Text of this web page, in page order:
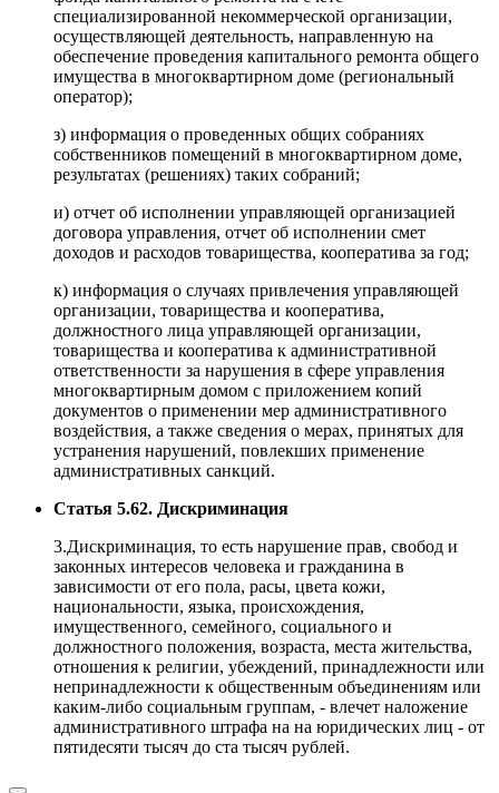
специализированной некоммерческой организации,
осуществляющей деятельность, направленную на
обеспечение проведения капитального ремонта общего
имущества в многоквартирном доме (региональный
оператор);
з) информация о проведенных общих собраниях
собственников помещений в многоквартирном доме,
результатах (решениях) таких собраний;
и) отчет об исполнении управляющей организацией
договора управления, отчет об исполнении смет
доходов и расходов товарищества, кооператива за год;
к) информация о случаях привлечения управляющей
организации, товарищества и кооператива,
должностного лица управляющей организации,
товарищества и кооператива к административной
ответственности за нарушения в сфере управления
многоквартирным домом с приложением копий
документов о применении мер административного
воздействия, а также сведения о мерах, принятых для
устранения нарушений, повлекших применение
административных санкций.
Статья 5.62. Дискриминация
3.Дискриминация, то есть нарушение прав, свобод и
законных интересов человека и гражданина в
зависимости от его пола, расы, цвета кожи,
национальности, языка, происхождения,
имущественного, семейного, социального и
должностного положения, возраста, места жительства,
отношения к религии, убеждений, принадлежности или
непринадлежности к общественным объединениям или
каким-либо социальным группам, - влечет наложение
административного штрафа на на юридических лиц - от
пятидесяти тысяч до ста тысяч рублей.